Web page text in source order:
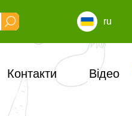
ru
Контакти Відео